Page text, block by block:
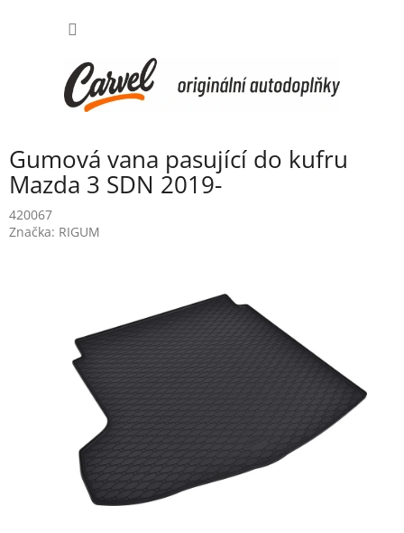
Gumová vana pasující do kufru
Mazda 3 SDN 2019-
420067
Značka: RIGUM